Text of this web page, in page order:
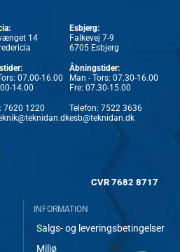
14
07.00-16.00
14.00
7620 1220
Esbjerg:
Falkevej 7-9
6705 Esbjerg
Åbningstider:
Man - Tors: 07.30-16.00
Fre: 07.30-15.00
Telefon: 7522 3636
esb@teknidan.dk
CVR 7682 8717
INFORMATION
Salgs- og leveringsbetingelser
Miljø